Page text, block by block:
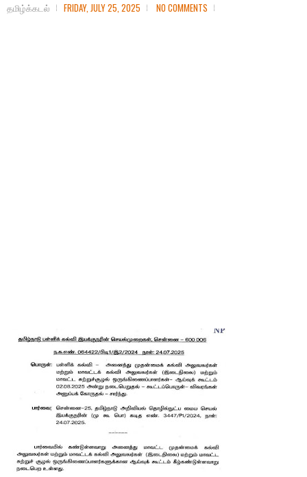
தமிழ்க்கடல் FRIDAY, JULY 25, 2025 NO COMMENTS